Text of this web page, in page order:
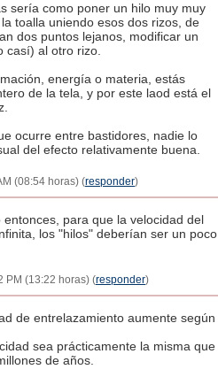
sería como poner un hilo muy muy
toalla uniendo esos dos rizos, de
dos puntos lejanos, modificar un
casí) al otro rizo.
energía o materia, estás
de la tela, y por este laod está el
ocurre entre bastidores, nadie lo
del efecto relativamente buena.
(08:54 horas) (responder)
para que la velocidad del
los "hilos" deberían ser un poco
PM (13:22 horas) (responder)
de entrelazamiento aumente según
sea prácticamente la misma que
de años.